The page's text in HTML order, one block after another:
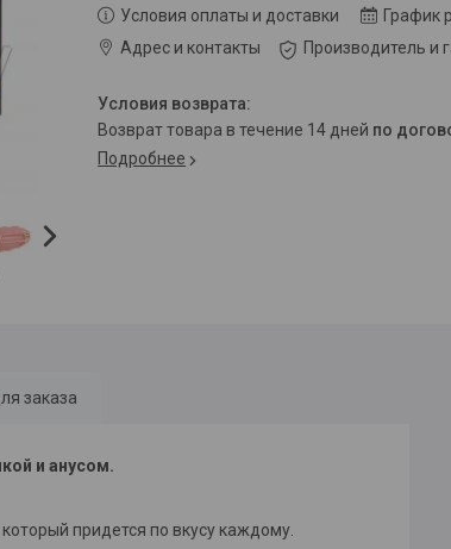
Условия оплаты и доставки
График
Адрес и контакты
Производитель и
возврат товара в течение 14 дней по
Подробнее
заказа
и анусом.
придется по вкусу каждому.